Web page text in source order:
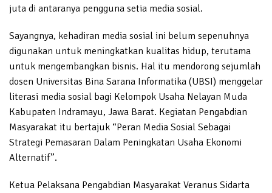
juta di antaranya pengguna setia media sosial.
Sayangnya, kehadiran media sosial ini belum sepenuhnya
digunakan untuk meningkatkan kualitas hidup, terutama
untuk mengembangkan bisnis. Hal itu mendorong sejumlah
dosen Universitas Bina Sarana Informatika (UBSI) menggelar
literasi media sosial bagi Kelompok Usaha Nelayan Muda
Kabupaten Indramayu, Jawa Barat. Kegiatan Pengabdian
Masyarakat itu bertajuk “Peran Media Sosial Sebagai
Strategi Pemasaran Dalam Peningkatan Usaha Ekonomi
Alternatif”.
Ketua Pelaksana Pengabdian Masyarakat Veranus Sidarta